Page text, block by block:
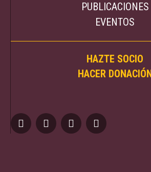
PUBLICACIONES
EVENTOS
HAZTE SOCIO
HACER